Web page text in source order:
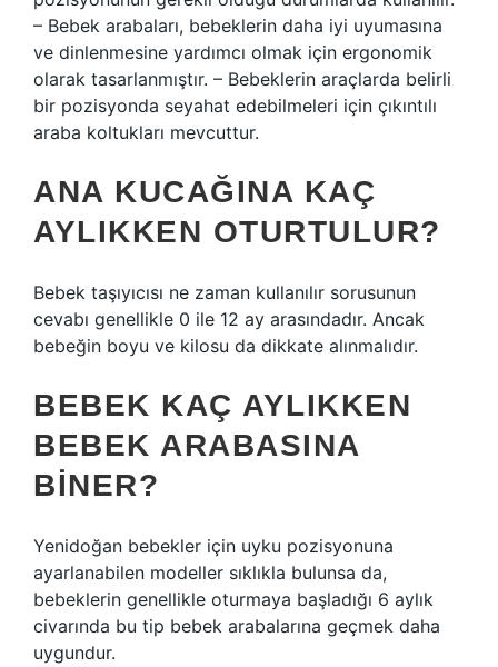
– Bebek arabaları, bebeklerin daha iyi uyumasına
ve dinlenmesine yardımcı olmak için ergonomik
olarak tasarlanmıştır. – Bebeklerin araçlarda belirli
bir pozisyonda seyahat edebilmeleri için çıkıntılı
araba koltukları mevcuttur.
ANA KUCAĞINA KAÇ
AYLIKKEN OTURTULUR?
Bebek taşıyıcısı ne zaman kullanılır sorusunun
cevabı genellikle 0 ile 12 ay arasındadır. Ancak
bebeğin boyu ve kilosu da dikkate alınmalıdır.
BEBEK KAÇ AYLIKKEN
BEBEK ARABASINA
BINER?
Yenidoğan bebekler için uyku pozisyonuna
ayarlanabilen modeller sıklıkla bulunsa da,
bebeklerin genellikle oturmaya başladığı 6 aylık
civarında bu tip bebek arabalarına geçmek daha
uygundur.